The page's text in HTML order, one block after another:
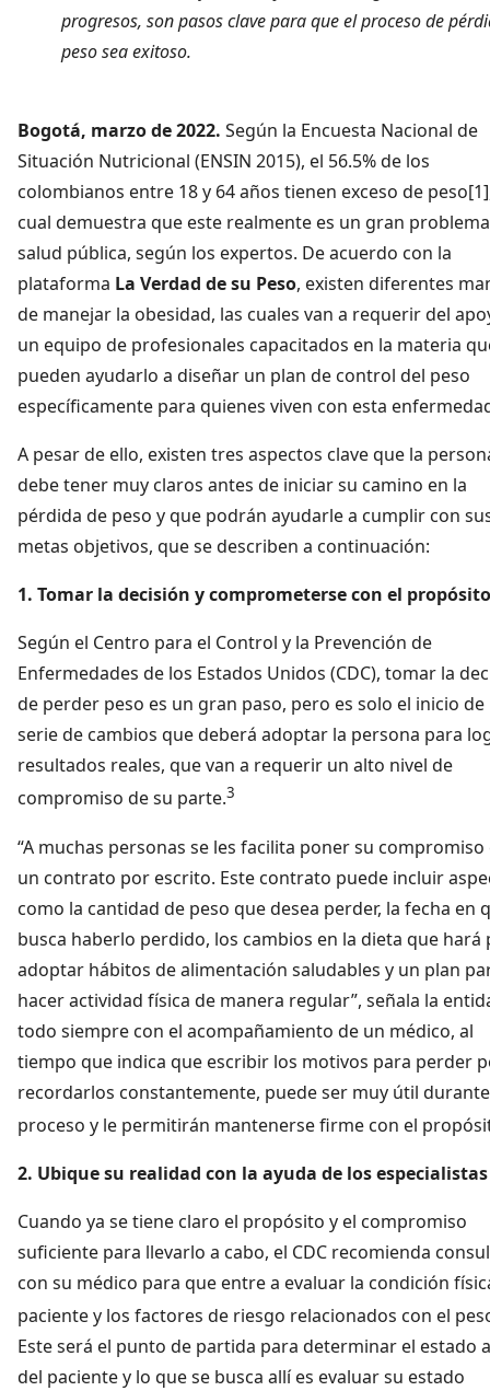
progresos, son pasos clave para que el proceso de
peso sea exitoso.
Bogotá, marzo de 2022. Según la Encuesta Nacional de
Situación Nutricional (ENSIN 2015), el 56.5% de los
colombianos entre 18 y 64 años tienen exceso de
cual demuestra que este realmente es un gran
salud pública, según los expertos. De acuerdo con la
plataforma La Verdad de su Peso, existen diferentes
de manejar la obesidad, las cuales van a requerir del
un equipo de profesionales capacitados en la materia
pueden ayudarlo a diseñar un plan de control del peso
específicamente para quienes viven con esta
A pesar de ello, existen tres aspectos clave que la
debe tener muy claros antes de iniciar su camino en la
pérdida de peso y que podrán ayudarle a cumplir con
metas objetivos, que se describen a continuación:
1. Tomar la decisión y comprometerse con el propósito
Según el Centro para el Control y la Prevención de
Enfermedades de los Estados Unidos (CDC), tomar la
de perder peso es un gran paso, pero es solo el inicio de
serie de cambios que deberá adoptar la persona para
resultados reales, que van a requerir un alto nivel de
compromiso de su parte.3
“A muchas personas se les facilita poner su compromiso
un contrato por escrito. Este contrato puede incluir
como la cantidad de peso que desea perder, la fecha en
busca haberlo perdido, los cambios en la dieta que hará
adoptar hábitos de alimentación saludables y un plan
hacer actividad física de manera regular”, señala la
todo siempre con el acompañamiento de un médico, al
tiempo que indica que escribir los motivos para perder
recordarlos constantemente, puede ser muy útil
proceso y le permitirán mantenerse firme con el
2. Ubique su realidad con la ayuda de los especialistas
Cuando ya se tiene claro el propósito y el compromiso
suficiente para llevarlo a cabo, el CDC recomienda
con su médico para que entre a evaluar la condición
paciente y los factores de riesgo relacionados con el
Este será el punto de partida para determinar el estado
del paciente y lo que se busca allí es evaluar su estado